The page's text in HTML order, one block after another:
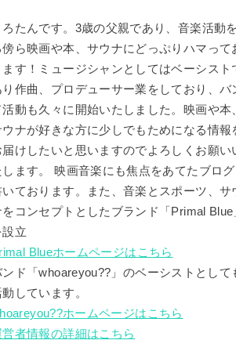
ろたんです。3歳の父親であり、音楽活動
傍ら映画や本、サウナにどっぷりハマって
ます！ミュージシャンとしてはベーシスト
り作曲、プロデューサー業をしており、バ
活動も久々に開始いたしました。映画や本
ウナが好きな方に少しでもためになる情報
届けしたいと思いますのでよろしくお願い
します。 映画音楽にも焦点をあてたブロ
いております。また、音楽とスポーツ、サ
をコンセプトとしたブランド「Primal Blue
設立
Blueホームページはこちら
ンド「whoareyou??」のベーシストとして
しています。
ホームページはこちら
営者情報の詳細はこちら